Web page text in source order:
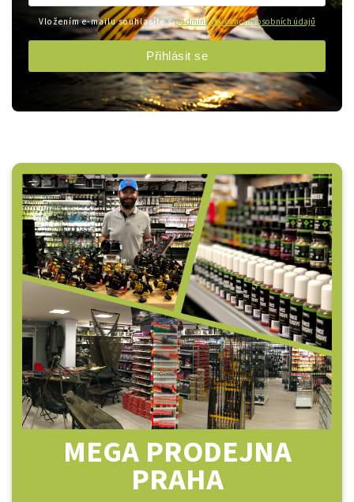
MEGA PRODEJNA
PRAHA
Vložením e-mailu souhlasíte spodmínkami ochrany osobních údajů
Přihlásit se